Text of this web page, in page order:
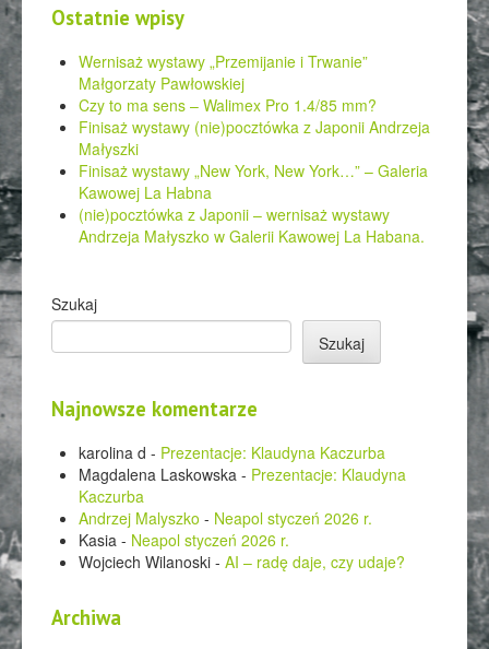
Ostatnie wpisy
Wernisaż wystawy „Przemijanie i Trwanie”
Małgorzaty Pawłowskiej
Czy to ma sens – Walimex Pro 1.4/85 mm?
Finisaż wystawy (nie)pocztówka z Japonii Andrzeja
Małyszki
Finisaż wystawy „New York, New York…” – Galeria
Kawowej La Habna
(nie)pocztówka z Japonii – wernisaż wystawy
Andrzeja Małyszko w Galerii Kawowej La Habana.
Szukaj
Szukaj
Najnowsze komentarze
karolina d - Prezentacje: Klaudyna Kaczurba
Magdalena Laskowska - Prezentacje: Klaudyna
Kaczurba
Andrzej Malyszko - Neapol styczeń 2026 r.
Kasia - Neapol styczeń 2026 r.
Wojciech Wilanoski -AI – radę daje, czy udaje?
Archiwa